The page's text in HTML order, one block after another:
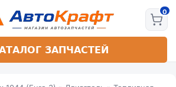
ЗАПЧАСТЕЙ